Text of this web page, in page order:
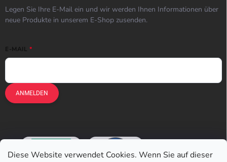
Diese Website verwendet Cookies. Wenn Sie auf dieser
Legen Sie Ihre E-Mail ein und wir werden Ihnen Informationen über
neue Produkte in unserem E-Shop zusenden.
E-MAIL
ANMELDEN